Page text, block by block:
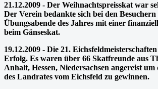
21.12.2009 - Der Weihnachtspreisskat war
Der Verein bedankte sich bei den Besuchern
Übungsabende des Jahres mit einer
beim Gänseskat.
19.12.2009 - Die 21.
Erfolg. Es waren über 66 Skatfreunde aus
Anhalt, Hessen, Niedersachsen angereist
des Landrates vom Eichsfeld zu gewinnen.